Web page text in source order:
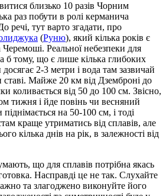
близько 10 разів Чорним
раз побути в ролі керманича
речі, тут варто згадати, про
(Руню), який кілька років є
Реальної небезпеки для
б тому, що є лише кілька глибоких
2-3 метри і вода там зазвичай
ставі. Майже 20 км від Дземброні до
коливається від 50 до 100 см. Звісно,
тижня і йде повінь чи весняний
на 50-100 см, і тоді
краще утриматись від сплавів, але
кілька днів на рік, в залежності від
що для сплавів потрібна якась
Насправді це не так. Слухайте
та злагоджено виконуйте його